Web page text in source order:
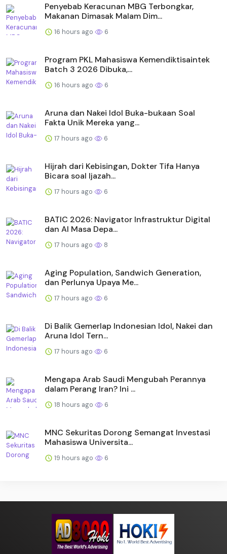
Penyebab Keracunan MBG Terbongkar,
Makanan Dimasak Malam Dim...
16 hours ago 6
Program PKL Mahasiswa Kemendiktisaintek
Batch 3 2026 Dibuka,...
16 hours ago 6
Aruna dan Nakei Idol Buka-bukaan Soal
Fakta Unik Mereka yang...
17 hours ago 6
Hijrah dari Kebisingan, Dokter Tifa Hanya
Bicara soal Ijazah...
17 hours ago 6
BATIC 2026: Navigator Infrastruktur Digital
dan AI Masa Depa...
17 hours ago 8
Aging Population, Sandwich Generation,
dan Perlunya Upaya Me...
17 hours ago 6
Di Balik Gemerlap Indonesian Idol, Nakei dan
Aruna Idol Tern...
17 hours ago 6
Mengapa Arab Saudi Mengubah Perannya
dalam Perang Iran? Ini ...
18 hours ago 6
MNC Sekuritas Dorong Semangat Investasi
Mahasiswa Universita...
19 hours ago 6